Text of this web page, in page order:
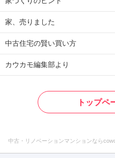
家、売りました
中古住宅の賢い買い方
カウカモ編集部より
トップペ
中古・リノベーションマンションなら